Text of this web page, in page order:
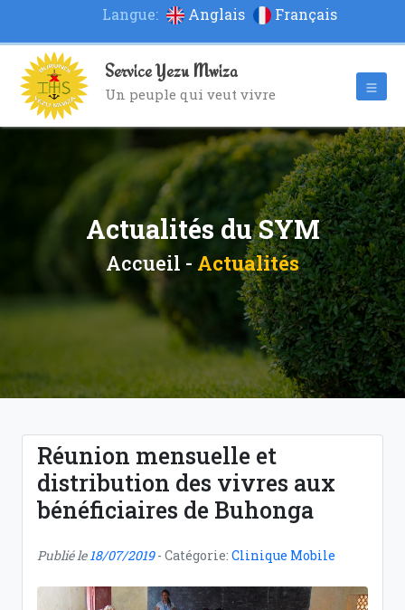
Langue: Anglais Français
Service Yezu Mwiza
Un peuple qui veut vivre
Actualités du SYM
Accueil - Actualités
Réunion mensuelle et
distribution des vivres aux
bénéficiaires de Buhonga
Publié le18/07/2019 - Catégorie: Clinique Mobile